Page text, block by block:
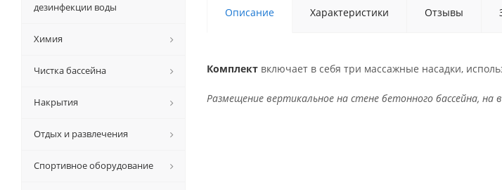
Описание Характеристики Отзывы
Комплект включает в себя три массажные насадки,
Размещение вертикальное на стене бетонного бассейна, на
дезинфекции воды
Химия
Чистка бассейна
Накрытия
Отдых и развлечения
Спортивное оборудование